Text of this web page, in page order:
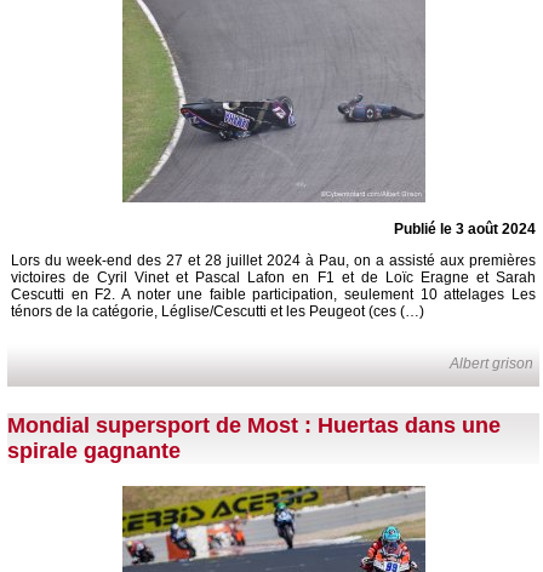
Publié le 3 août 2024
Lors du week-end des 27 et 28 juillet 2024 à Pau, on a assisté aux premières
victoires de Cyril Vinet et Pascal Lafon en F1 et de Loïc Eragne et Sarah
Cescutti en F2. A noter une faible participation, seulement 10 attelages Les
ténors de la catégorie, Léglise/Cescutti et les Peugeot (ces (…)
Albert grison
Mondial supersport de Most : Huertas dans une
spirale gagnante